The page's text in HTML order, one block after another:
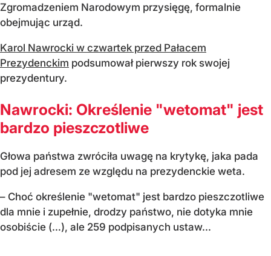
Zgromadzeniem Narodowym przysięgę, formalnie
obejmując urząd.
Karol Nawrocki w czwartek przed Pałacem
Prezydenckim podsumował pierwszy rok swojej
prezydentury.
Nawrocki: Określenie "wetomat" jest
bardzo pieszczotliwe
Głowa państwa zwróciła uwagę na krytykę, jaka pada
pod jej adresem ze względu na prezydenckie weta.
– Choć określenie "wetomat" jest bardzo pieszczotliwe
dla mnie i zupełnie, drodzy państwo, nie dotyka mnie
osobiście (…), ale 259 podpisanych ustaw...